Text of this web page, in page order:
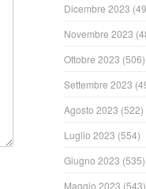
Dicembre 2023
Novembre 2023
Ottobre 2023 (506)
Settembre 2023
Agosto 2023 (522)
Luglio 2023 (554)
Giugno 2023 (535)
Maggio 2023 (543)